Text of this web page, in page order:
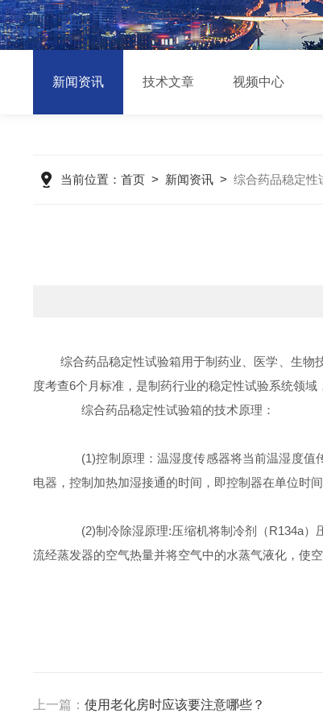
新闻资讯 技术文章 视频中心
当前位置： 首页> 新闻资讯> 综合药品稳定性
综合药品稳定性试验箱用于制药业、医学、生物技
度考查6个月标准，是制药行业的稳定性试验系统领域
综合药品稳定性试验箱的技术原理：
(1)控制原理：温湿度传感器将当前温湿度值
电器，控制加热加湿接通的时间，即控制器在单位时
(2)制冷除湿原理:压缩机将制冷剂（R134a）
流经蒸发器的空气热量并将空气中的水蒸气液化，使
上一篇： 使用老化房时应该要注意哪些？